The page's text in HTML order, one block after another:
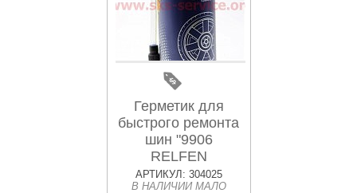
Герметик для
быстрого ремонта
шин "9906
RELFEN
DOKTOR",
АРТИКУЛ: 304025
В НАЛИЧИИ МАЛО